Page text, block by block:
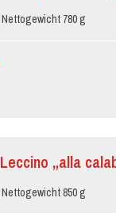
780 g
„alla
850 g